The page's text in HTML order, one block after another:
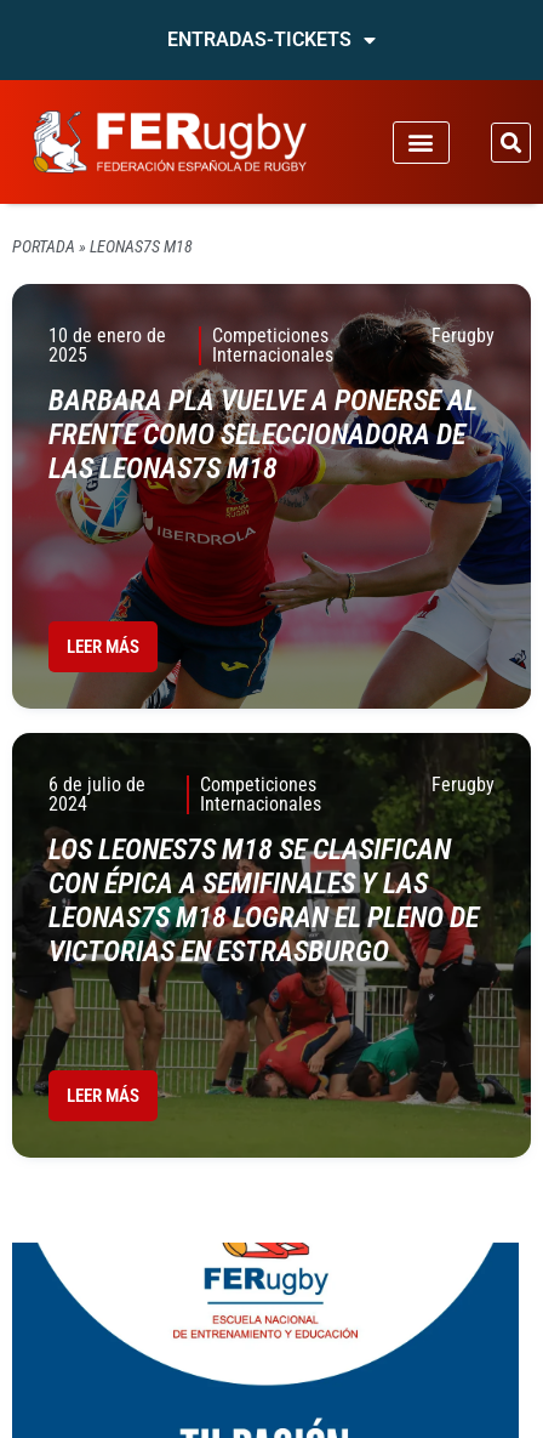
ENTRADAS-TICKETS
PORTADA » LEONAS7S M18
10 de enero de
2025
Competiciones
Internacionales
Ferugby
BARBARA PLA VUELVE A PONERSE AL
FRENTE COMO SELECCIONADORA DE
LAS LEONAS7S M18
LEER MÁS
6 de julio de
2024
Competiciones
Internacionales
Ferugby
LOS LEONES7S M18 SE CLASIFICAN
CON ÉPICA A SEMIFINALES Y LAS
LEONAS7S M18 LOGRAN EL PLENO DE
VICTORIAS EN ESTRASBURGO
LEER MÁS